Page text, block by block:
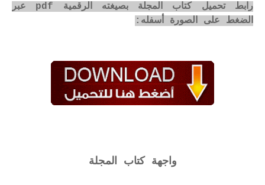
رابط تحميل كتاب المجلة بصيغته الرقمية pdf عبر
الضغط على الصورة أسفله:
واجهة كتاب المجلة